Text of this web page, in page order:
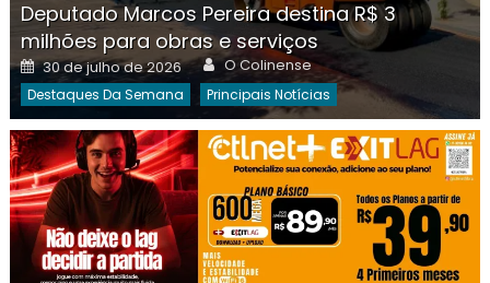
Deputado Marcos Pereira destina R$ 3
milhões para obras e serviços
Posted
on
30 de julho de 2026 Author
O Colinense
Destaques Da Semana Principais Notícias